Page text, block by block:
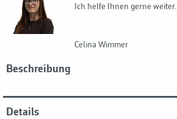
Ich helfe Ihnen gerne weiter.
Celina Wimmer
Beschreibung
Details